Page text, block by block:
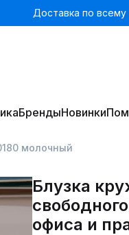
Доставка по
БрендыНовинки
молочный
Блузка
офиса и